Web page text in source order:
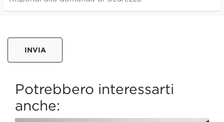
INVIA
Potrebbero interessarti
anche: